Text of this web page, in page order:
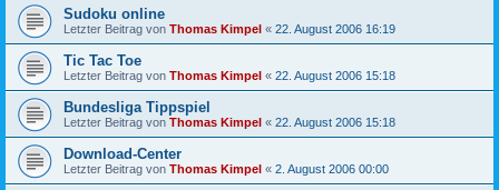
Sudoku online
Letzter Beitrag von Thomas Kimpel « 22. August 2006 16:19
Tic Tac Toe
Letzter Beitrag von Thomas Kimpel « 22. August 2006 15:18
Bundesliga Tippspiel
Letzter Beitrag von Thomas Kimpel « 22. August 2006 15:18
Download-Center
Letzter Beitrag von Thomas Kimpel « 2. August 2006 00:00